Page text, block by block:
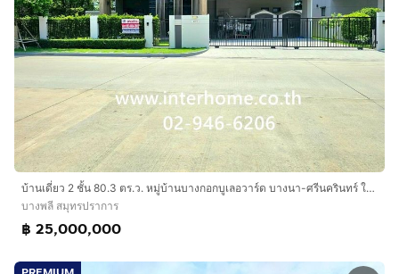
บ้านเดี่ยว 2 ชั้น 80.3 ตร.ว. หมู่บ้านบางกอกบูเลอวาร์ด บางนา-ศรีนครินทร์ ใกล้เมกาบางนา และโรงเรียนนานาชาติสิงคโปร์สุวรรณภูมิ
บางพลี สมุทรปราการ
฿ 25,000,000